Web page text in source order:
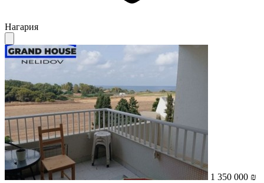
Нагария
1 350 000 ₪